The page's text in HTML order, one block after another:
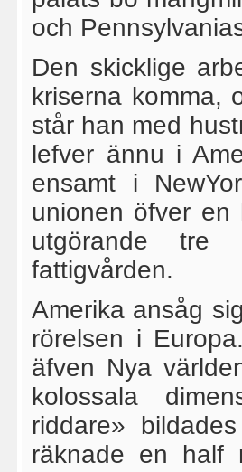
och
Den skicklige
kriserna komma,
står han med
lefver ännu i
ensamt i
unionen öfver en
utgörande tre
fattigvården.
Amerika ansåg
rörelsen i
äfven Nya
kolossala
riddare»
räknade en half